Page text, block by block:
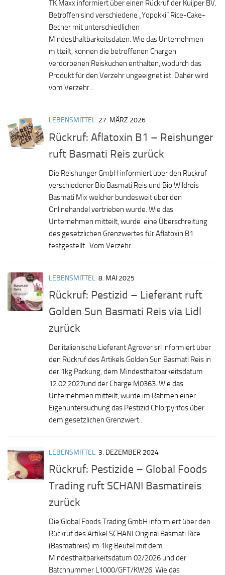
TK Maxx informiert über einen Rückruf der Kuijper BV.
Betroffen sind verschiedene „Yopokki“ Rice-Cake-
Becher mit unterschiedlichen
Mindesthaltbarkeitsdaten. Wie das Unternehmen
mitteilt, können die betroffenen Chargen
verdorbenen Reiskuchen enthalten, wodurch das
Produkt für den Verzehr ungeeignet ist. Daher wird
vom Verzehr...
LEBENSMITTEL 27. MÄRZ 2026
Rückruf: Aflatoxin B1 – Reishunger
ruft Basmati Reis zurück
Die Reishunger GmbH informiert über den Rückruf
verschiedener Bio Basmati Reis und Bio Wildreis
Basmati Mix welcher bundesweit über den
Onlinehandel vertrieben wurde. Wie das
Unternehmen mitteilt, wurde eine Überschreitung
des gesetzlichen Grenzwertes für Aflatoxin B1
festgestellt. Vom Verzehr...
LEBENSMITTEL 8. MAI 2025
Rückruf: Pestizid – Lieferant ruft
Golden Sun Basmati Reis via Lidl
zurück
Der italienische Lieferant Agrover srl informiert über
den Rückruf des Artikels Golden Sun Basmati Reis in
der 1kg Packung, dem Mindesthaltbarkeitsdatum
12.02.2027und der Charge M0363. Wie das
Unternehmen mitteilt, wurde im Rahmen einer
Eigenuntersuchung das Pestizid Chlorpyrifos über
dem gesetzlichen Grenzwert...
LEBENSMITTEL 3. DEZEMBER 2024
Rückruf: Pestizide – Global Foods
Trading ruft SCHANI Basmatireis
zurück
Die Global Foods Trading GmbH informiert über den
Rückruf des Artikel SCHANI Original Basmati Rice
(Basmatireis) im 1kg Beutel mit dem
Mindesthaltbarkeitsdatum 02/2026 und der
Batchnummer L1000/GFT/KW26. Wie das